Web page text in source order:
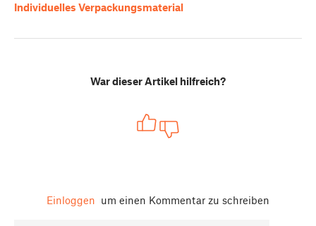
Individuelles Verpackungsmaterial
War dieser Artikel hilfreich?
Einloggen um einen Kommentar zu schreiben